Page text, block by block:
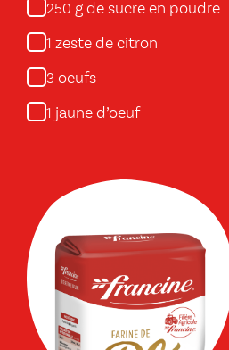
250 g de sucre en poudre
1 zeste de citron
3 oeufs
1 jaune d’oeuf